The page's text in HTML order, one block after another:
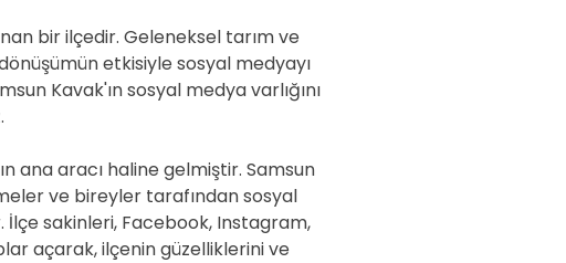
bir ilçedir. Geleneksel tarım ve
etkisiyle sosyal medyayı
Kavak'ın sosyal medya varlığını
ana aracı haline gelmiştir. Samsun
ve bireyler tarafından sosyal
sakinleri, Facebook, Instagram,
açarak, ilçenin güzelliklerini ve